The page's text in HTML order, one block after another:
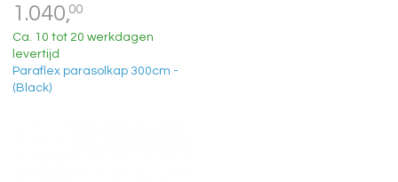
1.040,00
Ca. 10 tot 20 werkdagen
levertijd
Paraflex parasolkap 300cm -
(Black)